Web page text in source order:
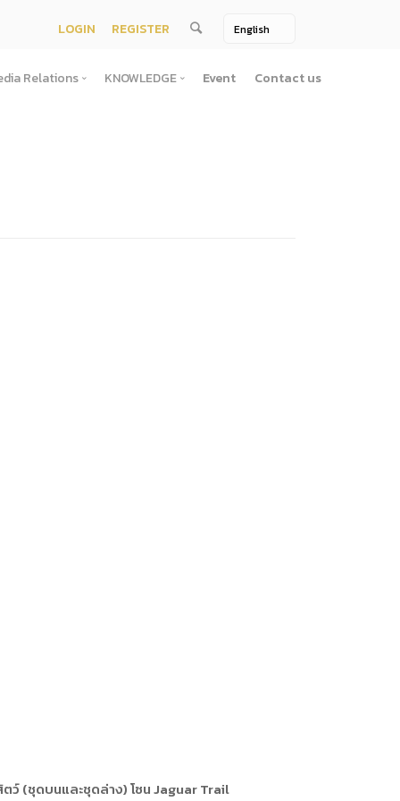
LOGIN REGISTER
รณะ
Relations KNOWLEDGE Event Contact us
(ชุดบนและชุดล่าง) โซน Jaguar Trail